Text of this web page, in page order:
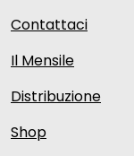
Contattaci
Il Mensile
Distribuzione
Shop